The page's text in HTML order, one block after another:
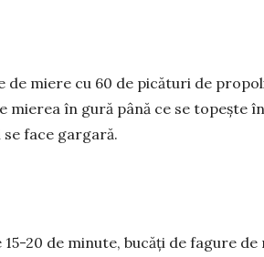
miere cu 60 de picături de
în gură până ce se topește
se face gar­gară.
20 de minute, bucăți de fagure